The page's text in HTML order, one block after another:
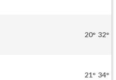
20° 32°
21° 34°